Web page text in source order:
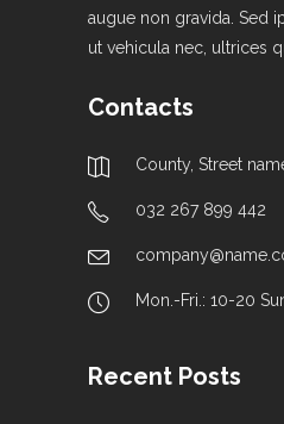
augue non gravida. Sed
ut vehicula nec, ultrices
Contacts
County, Street
032 267 899 442
Mon.-Fri.: 10-20
Recent Posts